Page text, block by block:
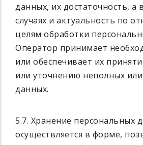
данных, их достаточность, а
случаях и актуальность по
целям обработки
Оператор принимает
или обеспечивает их
или уточнению неполных
данных.
5.7. Хранение персональных
осуществляется в форме,